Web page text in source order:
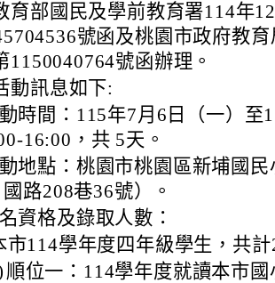
育部國民及學前教育署114年
號函及桃園市政府教
1150040764號函辦理。
動訊息如下:
時間：115年7月6日（一）至
16:00，共 5天。
地點：桃園市桃園區新埔國
路208巷36號）。
資格及錄取人數：
市114學年度四年級學生，共計
順位一：114學年度就讀本市